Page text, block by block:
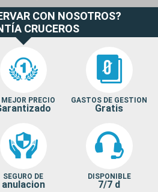
CON NOSOTROS?
CRUCEROS
MEJOR PRECIO GASTOS DE GESTION
Gratis
SEGURO DE
anulacion
DISPONIBLE
7/7 d